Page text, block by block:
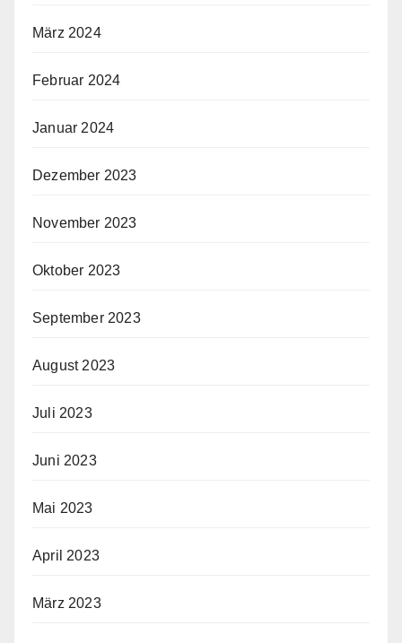
März 2024
Februar 2024
Januar 2024
Dezember 2023
November 2023
Oktober 2023
September 2023
August 2023
Juli 2023
Juni 2023
Mai 2023
April 2023
März 2023